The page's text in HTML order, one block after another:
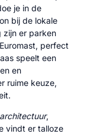
je in de
bij de lokale
zijn er parken
perfect
speelt een
en
ruime keuze,
,
vindt er talloze